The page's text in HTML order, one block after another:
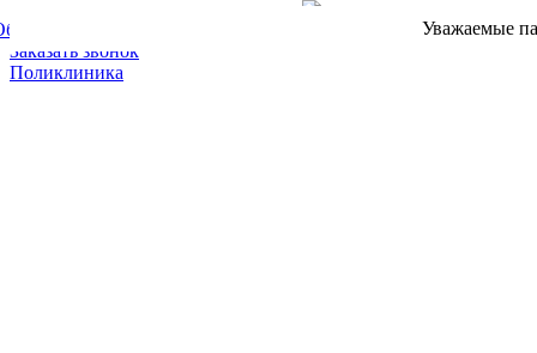
Уважаемые пациенты! Цены,
звонок
Заказать звонок
Поликлиника